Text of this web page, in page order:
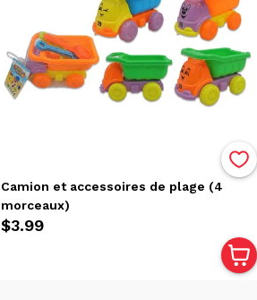
Camion et accessoires de plage (4
morceaux)
$3.99